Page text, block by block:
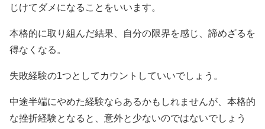
じけてダメになることをいいます。
本格的に取り組んだ結果、自分の限界を感じ、諦めざるを
得なくなる。
失敗経験の1つとしてカウントしていいでしょう。
中途半端にやめた経験ならあるかもしれませんが、本格的
な挫折経験となると、意外と少ないのではないでしょう